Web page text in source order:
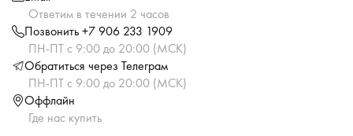
Ответим в течении 2 часов
Позвонить +7 906 233 1909
ПН-ПТ с 9:00 до 20:00 (МСК)
Обратиться через Телеграм
ПН-ПТ с 9:00 до 20:00 (МСК)
Оффлайн
Где нас купить